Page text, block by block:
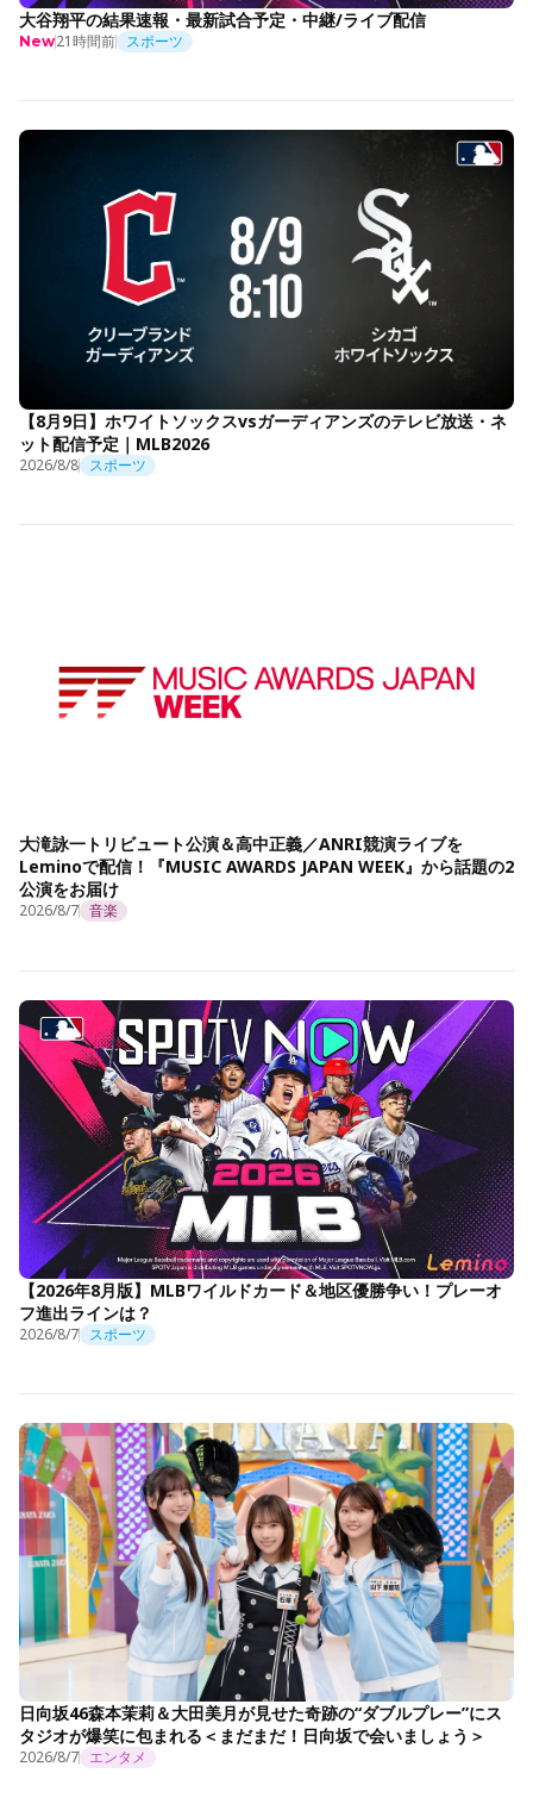
大谷翔平の結果速報・最新試合予定・中継/ライブ配信
New21時間前 スポーツ
【8月9日】ホワイトソックスvsガーディアンズのテレビ放送・ネ
ット配信予定｜MLB2026
2026/8/8 スポーツ
大滝詠一トリビュート公演＆高中正義／ANRI競演ライブを
Leminoで配信！『MUSIC AWARDS JAPAN WEEK』から話題の2
公演をお届け
2026/8/7 音楽
【2026年8月版】MLBワイルドカード＆地区優勝争い！プレーオ
フ進出ラインは？
2026/8/7 スポーツ
日向坂46森本茉莉＆大田美月が見せた奇跡の“ダブルプレー”にス
タジオが爆笑に包まれる＜まだまだ！日向坂で会いましょう＞
2026/8/7 エンタメ